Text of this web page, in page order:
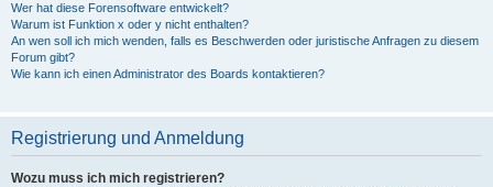
Wer hat diese Forensoftware entwickelt?
Warum ist Funktion x oder y nicht enthalten?
An wen soll ich mich wenden, falls es Beschwerden oder juristische Anfragen zu diesem
Forum gibt?
Wie kann ich einen Administrator des Boards kontaktieren?
Registrierung und Anmeldung
Wozu muss ich mich registrieren?